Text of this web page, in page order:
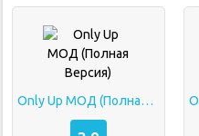
Only Up МОД (Полная Версия)